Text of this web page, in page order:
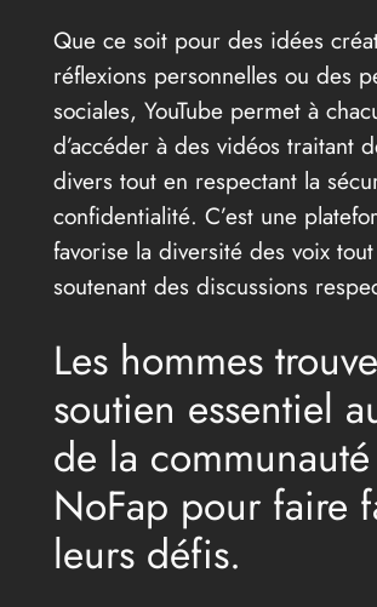
Que ce soit pour des idées
réflexions personnelles ou des
sociales, YouTube permet à
d’accéder à des vidéos traitant
divers tout en respectant la
confidentialité. C’est une
favorise la diversité des voix
soutenant des discussions
Les hommes
soutien essentiel
de la communauté
NoFap pour faire
leurs défis.